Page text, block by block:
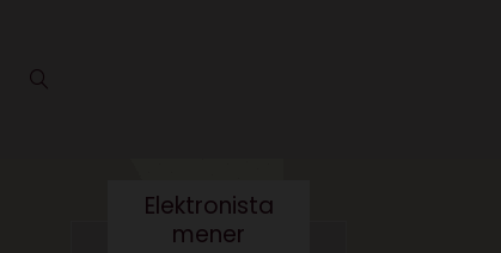
Elektronista
mener